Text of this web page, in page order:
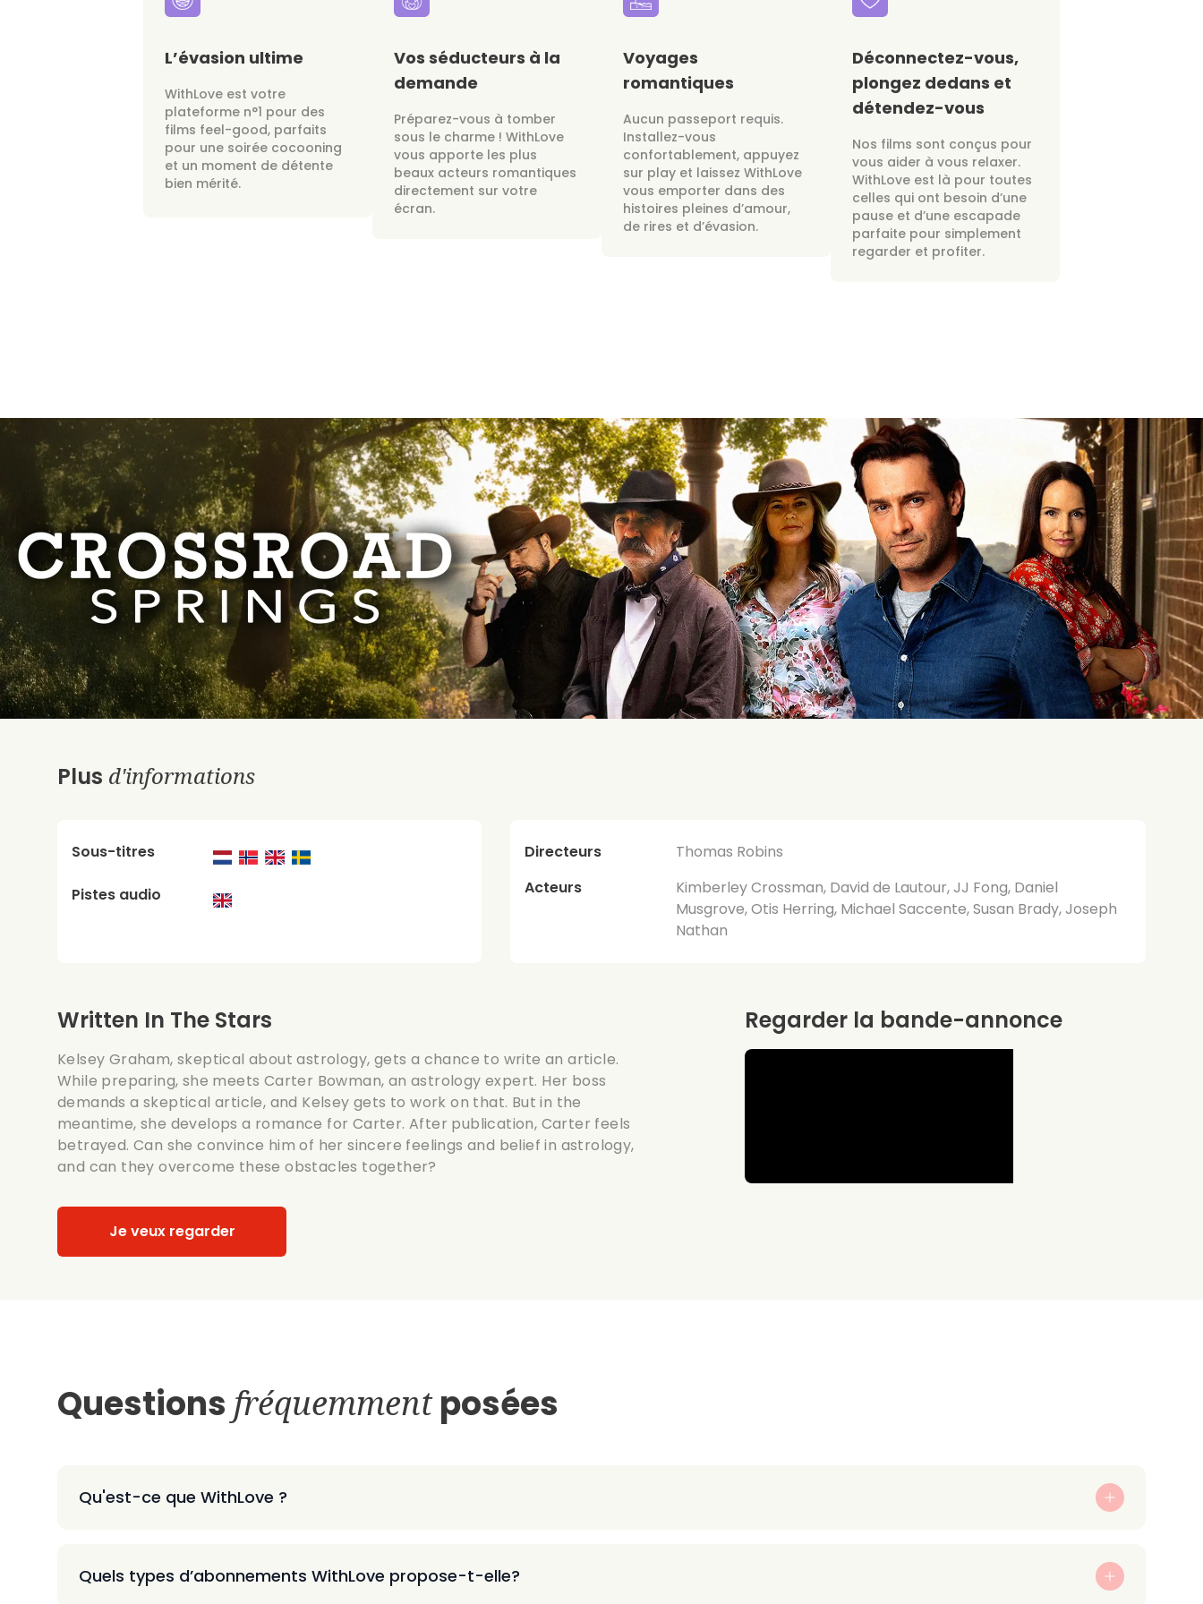
L’évasion ultime
WithLove est votre
plateforme n°1 pour des
films feel-good, parfaits
pour une soirée cocooning
et un moment de détente
bien mérité.
Vos séducteurs à la
demande
Préparez-vous à tomber
sous le charme ! WithLove
vous apporte les plus
beaux acteurs romantiques
directement sur votre
écran.
Voyages
romantiques
Aucun passeport requis.
Installez-vous
confortablement, appuyez
sur play et laissez WithLove
vous emporter dans des
histoires pleines d’amour,
de rires et d’évasion.
Déconnectez-vous,
plongez dedans et
détendez-vous
Nos films sont conçus pour
vous aider à vous relaxer.
WithLove est là pour toutes
celles qui ont besoin d’une
pause et d’une escapade
parfaite pour simplement
regarder et profiter.
Plus d'informations
Sous-titres
Pistes audio
Directeurs
Thomas Robins
Acteurs
Kimberley Crossman, David de Lautour, JJ Fong, Daniel
Musgrove, Otis Herring, Michael Saccente, Susan Brady, Joseph
Nathan
Written In The Stars
Kelsey Graham, skeptical about astrology, gets a chance to write an article.
While preparing, she meets Carter Bowman, an astrology expert. Her boss
demands a skeptical article, and Kelsey gets to work on that. But in the
meantime, she develops a romance for Carter. After publication, Carter feels
betrayed. Can she convince him of her sincere feelings and belief in astrology,
and can they overcome these obstacles together?
Je veux regarder
Regarder la bande-annonce
Questions fréquemmentposées
Qu'est-ce que WithLove ?
Quels types d’abonnements WithLove propose-t-elle?